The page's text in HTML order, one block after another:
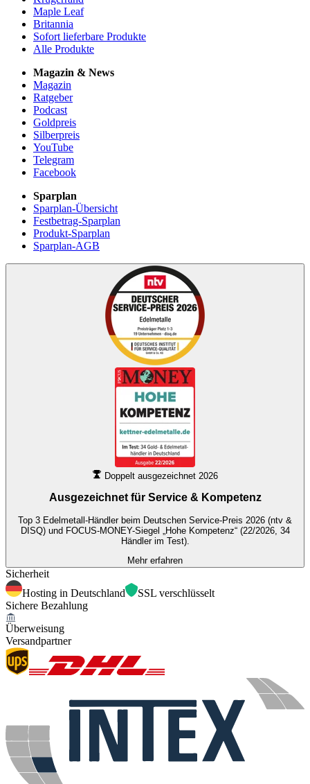
Maple Leaf
Britannia
Sofort lieferbare Produkte
Alle Produkte
Magazin & News
Magazin
Ratgeber
Podcast
Goldpreis
Silberpreis
YouTube
Telegram
Facebook
Sparplan
Sparplan-Übersicht
Festbetrag-Sparplan
Produkt-Sparplan
Sparplan-AGB
Doppelt ausgezeichnet 2026
Ausgezeichnet für Service & Kompetenz
Top 3 Edelmetall-Händler beim Deutschen Service-Preis 2026 (ntv &
DISQ) und FOCUS-MONEY-Siegel „Hohe Kompetenz“ (22/2026, 34
Händler im Test).
Mehr erfahren
Sicherheit
Hosting in Deutschland
SSL verschlüsselt
Sichere Bezahlung
Überweisung
Versandpartner